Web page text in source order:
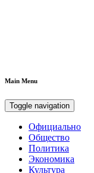
Main Menu
Toggle navigation
Официально
Общество
Политика
Экономика
Культура